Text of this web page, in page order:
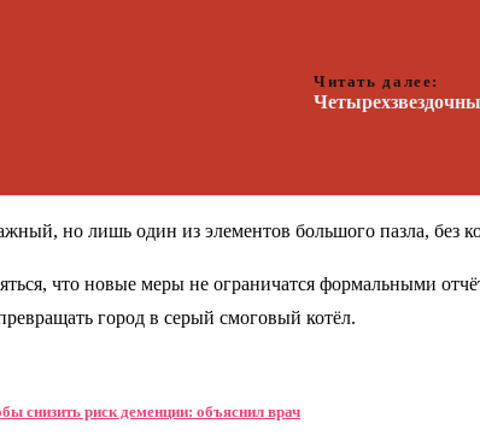
Читать далее:
но лишь один из элементов большого пазла, без
что новые меры не ограничатся формальными
город в серый смоговый котёл.
снизить риск деменции: объяснил врач